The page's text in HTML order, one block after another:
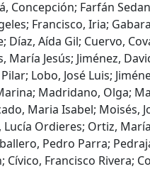
Concepción; Farfán
Francisco, Iria;
Aída Gil; Cuervo,
Jesús; Jiménez,
Lobo, José Luis;
Madridano, Olga;
Maria Isabel; Moisés,
Ordieres; Ortiz,
Pedro Parra;
Francisco Rivera;